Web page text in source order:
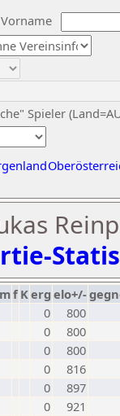
Vorname
Spieler
f Kerg elo+/-
0
800
0
800
0
800
0
816
0
897
0
921